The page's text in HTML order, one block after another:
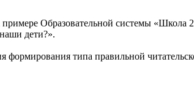
Образовательной системы «Школа
дети?».
типа правильной